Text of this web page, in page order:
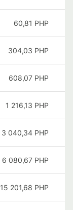
60,81 PHP
304,03 PHP
608,07 PHP
1 216,13 PHP
3 040,34 PHP
6 080,67 PHP
15 201,68 PHP